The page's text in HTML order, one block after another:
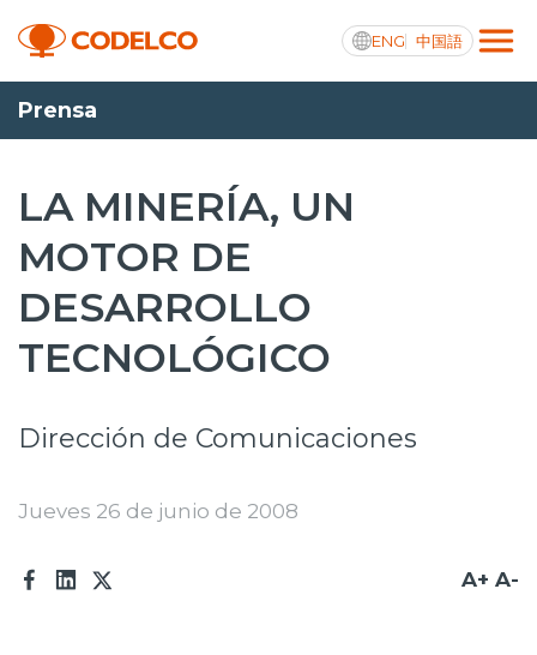
ENG 中国語
Transparencia activa
Nosotros
Operaciones
Proyectos
Inversionistas
Prensa
Prensa
LA MINERÍA, UN
MOTOR DE
DESARROLLO
TECNOLÓGICO
Dirección de Comunicaciones
Jueves 26 de junio de 2008
A+ A-